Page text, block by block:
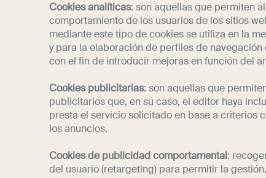
Cookies analíticas: son aquellas que permiten
comportamiento de los usuarios de los sitios
mediante este tipo de cookies se utiliza en la
y para la elaboración de perfiles de
con el fin de introducir mejoras en función del
Cookies publicitarias: son aquellas que
publicitarios que, en su caso, el editor haya
presta el servicio solicitado en base a criterios
los anuncios.
Cookies de publicidad comportamental:
del usuario (retargeting) para permitir la